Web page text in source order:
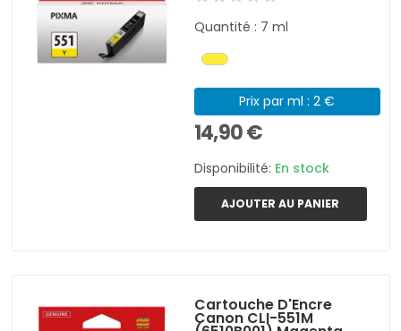
Quantité : 7 ml
Prix par ml : 2 €
14,90 €
Disponibilité: En stock
AJOUTER AU PANIER
Cartouche D'Encre
Canon CLI-551M